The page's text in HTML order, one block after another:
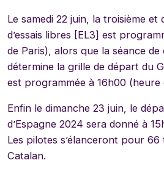
Le samedi 22 juin, la troisième et
d’essais libres [EL3] est
de Paris), alors que la séance
détermine la grille de départ du
est programmée à 16h00 (heure
Enfin le dimanche 23 juin, le
d’Espagne 2024 sera donné à
Les pilotes s’élanceront pour
Catalan.